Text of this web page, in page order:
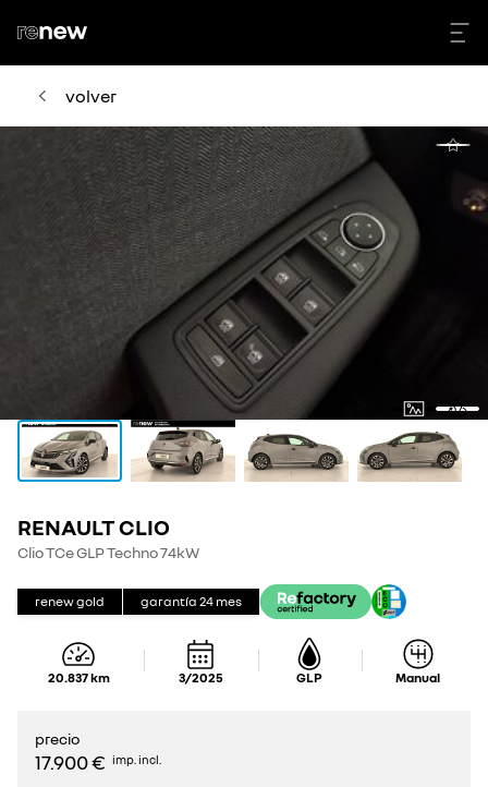
volver
RENAULT CLIO
Clio TCe GLP Techno 74kW
renew gold garantía 24 mes
20.837km 3/2025 GLP Manual
precio
17.900 € imp. incl.